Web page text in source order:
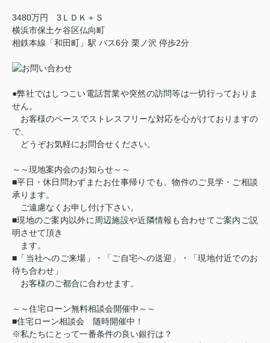
3480万円 3ＬＤＫ＋Ｓ
横浜市保土ケ谷区仏向町
相鉄本線「和田町」駅 バス6分 栗ノ沢 停歩2分
●弊社ではしつこい電話営業や突然の訪問等は一切行っておりま
せん。
お客様のペースでストレスフリーな対応を心がけておりますの
で、
どうぞお気軽にお問合せください。
～～現地案内会のお知らせ～～
■平日・休日問わずまたお仕事帰りでも、物件のご見学・ご相談
承ります。
ご遠慮なくお申し付け下さい。
■現地のご案内以外に周辺施設や近隣情報も合わせてご案内ご説
明させて頂き
ます。
■「当社へのご来場」・「ご自宅への送迎」・「現地付近でのお
待ち合わせ」
お客様のご都合に合わせます。
～～住宅ローン無料相談会開催中～～
■住宅ローン相談会 随時開催中！
※私たちにとって一番条件の良い銀行は？